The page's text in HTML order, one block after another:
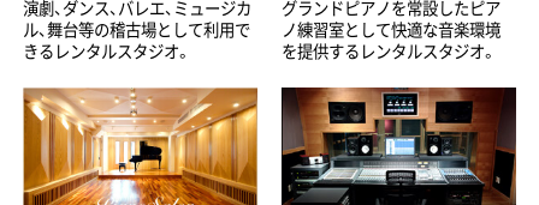
演劇、ダンス、バレエ、ミュージカ
ル、舞台等の稽古場として利用で
きるレンタルスタジオ。
グランドピアノを常設したピア
ノ練習室として快適な音楽環境
を提供するレンタルスタジオ。